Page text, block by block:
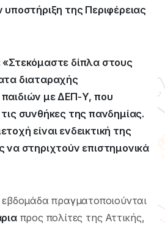
υποστήριξη της Περιφέρειας
δίπλα στους
διαταραχής
με ΔΕΠ-Υ, που
συνθήκες της πανδημίας.
είναι ενδεικτική της
να στηριχτούν επιστημονικά
πραγματοποιούνται
προς πολίτες της Αττικής,